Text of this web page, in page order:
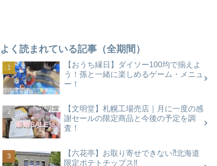
よく読まれている記事（全期間）
【おうち縁日】ダイソー100均で揃えよ
う！孫と一緒に楽しめるゲーム・メニュ
ー！
【文明堂】札幌工場売店｜月に一度の感
謝セールの限定商品と今後の予定を調
査！
【六花亭】お取り寄せできない⁈北海道
限定ポテトチップス‼